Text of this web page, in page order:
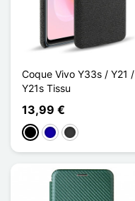
Coque Vivo Y33s / Y21 /
Y21s Tissu
13,99 €
SchwarzDunkelblau
Dunkelgrau